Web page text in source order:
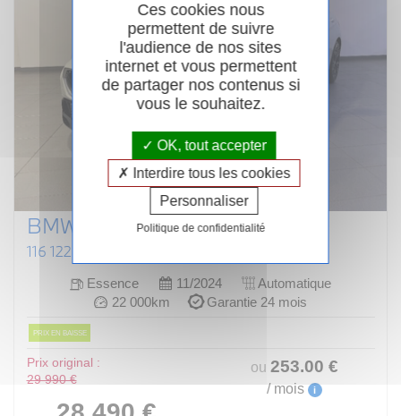
BMW SERIE 1 F70
116 122 CH DKG7 M SPORT DESIGN
Essence 11/2024
Automatique
22 000km
Garantie 24 mois
PRIX EN BAISSE
Prix original :
29 990 €
ou 253.00 €
/ mois i
Ces cookies nous
permettent de suivre
l'audience de nos sites
internet et vous permettent
de partager nos contenus si
vous le souhaitez.
OK, tout accepter
Interdire tous les cookies
Personnaliser
Politique de confidentialité